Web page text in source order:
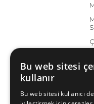
Bu web sitesi
kullanır
Bu web sitesi kullanıcı